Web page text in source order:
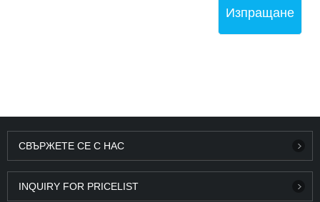
Изпращане
СВЪРЖЕТЕ СЕ С НАС
INQUIRY FOR PRICELIST